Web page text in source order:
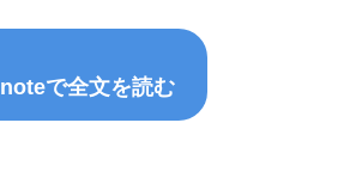
noteで全文を読む